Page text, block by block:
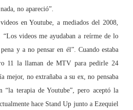
da, no apareció”.
en Youtube, a mediados del 2008,
“Los videos me ayudaban a reírme de lo
y a no pensar en él”. Cuando estaba
11 la llaman de MTV para pedirle 24
mejor, no extrañaba a su ex, no pensaba
“la terapia de Youtube”, pero aceptó la
hace Stand Up junto a Ezequiel